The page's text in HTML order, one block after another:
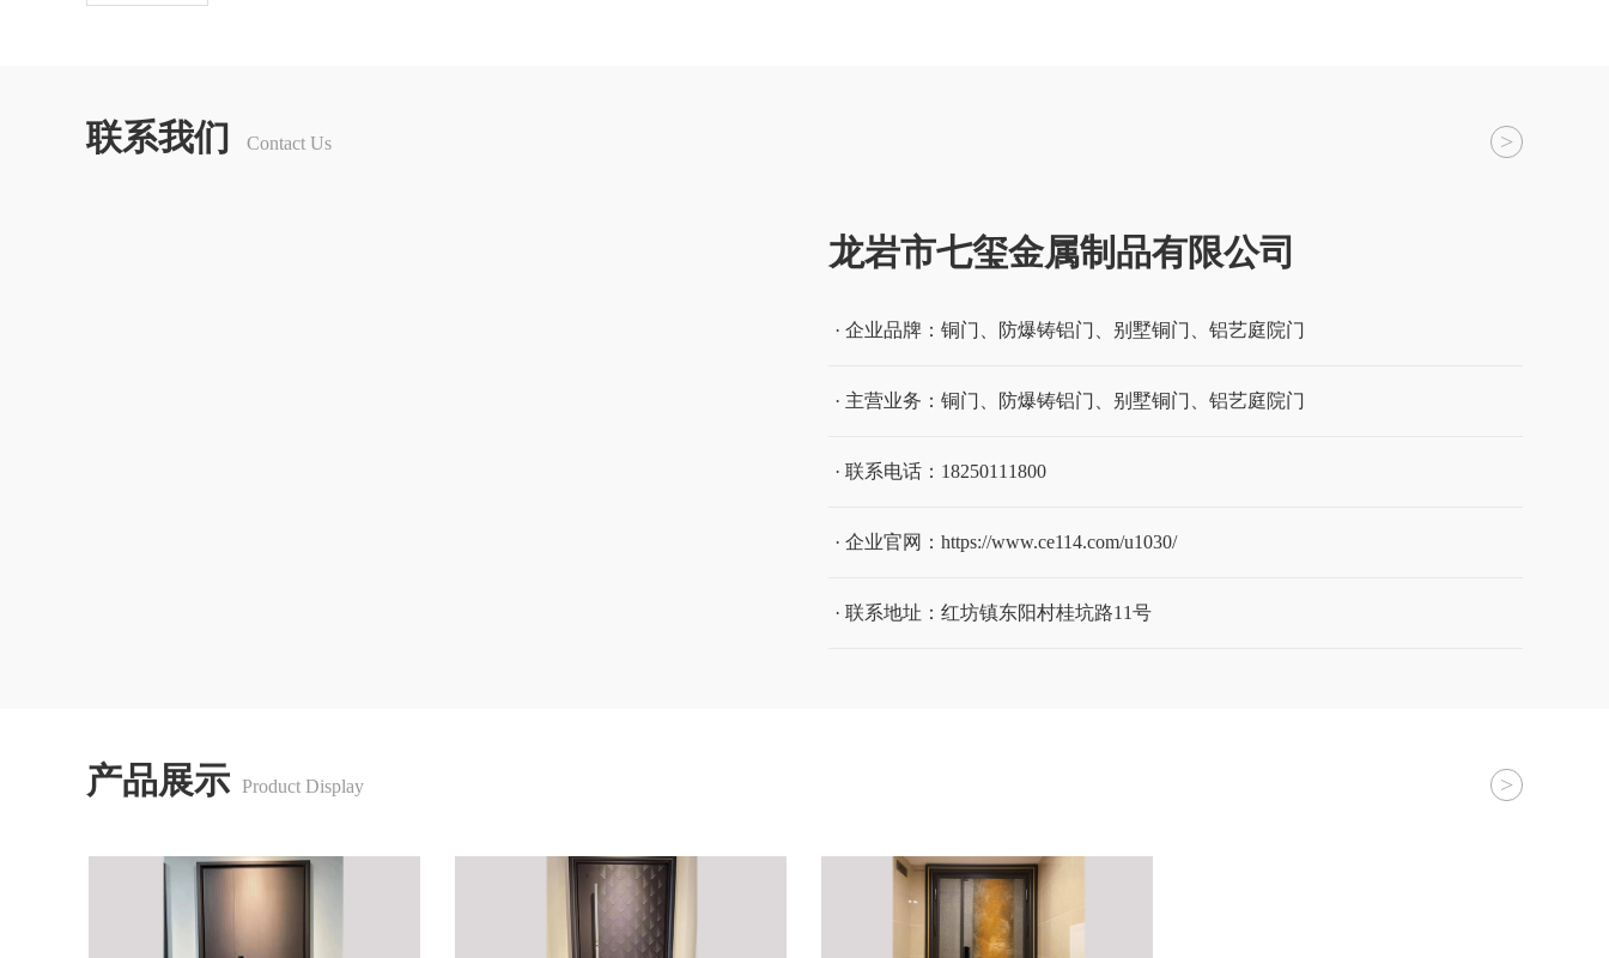
和豪华别墅楼盘，及海外10多个国家。禾慕铜门将以此作为内在的厚重人文，与
联系我们 Contact Us >
龙岩市七玺金属制品有限公司
· 企业品牌：铜门、防爆铸铝门、别墅铜门、铝艺庭院门
· 主营业务：铜门、防爆铸铝门、别墅铜门、铝艺庭院门
· 联系电话：18250111800
· 企业官网： https://www.ce114.com/u1030/
· 联系地址：红坊镇东阳村桂坑路11号
产品展示 Product Display >